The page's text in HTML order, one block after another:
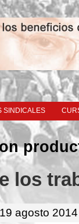
SINDICALES
los
agosto